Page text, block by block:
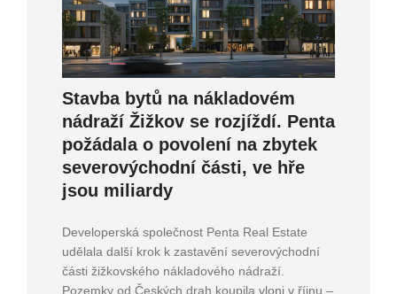
Stavba bytů na nákladovém
nádraží Žižkov se rozjíždí. Penta
požádala o povolení na zbytek
severovýchodní části, ve hře
jsou miliardy
Developerská společnost Penta Real Estate
udělala další krok k zastavění severovýchodní
části žižkovského nákladového nádraží.
Pozemky od Českých drah koupila vloni v říjnu –